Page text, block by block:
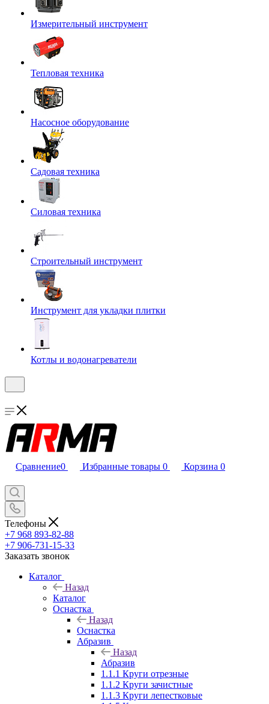
Измерительный инструмент
Тепловая техника
Насосное оборудование
Садовая техника
Силовая техника
Строительный инструмент
Инструмент для укладки плитки
Котлы и водонагреватели
Сравнение0 Избранные товары 0 Корзина 0
Телефоны
+7 968 893-82-88
+7 906-731-15-33
Заказать звонок
Каталог
Назад
Каталог
Оснастка
Назад
Оснастка
Абразив
Назад
Абразив
1.1.1 Круги отрезные
1.1.2 Круги зачистные
1.1.3 Круги лепестковые